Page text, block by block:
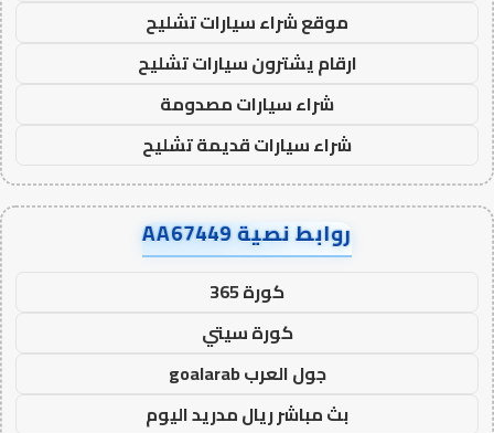
موقع شراء سيارات تشليح
ارقام يشترون سيارات تشليح
شراء سيارات مصدومة
شراء سيارات قديمة تشليح
روابط نصية AA67449
كورة 365
كورة سيتي
جول العرب goalarab
بث مباشر ريال مدريد اليوم